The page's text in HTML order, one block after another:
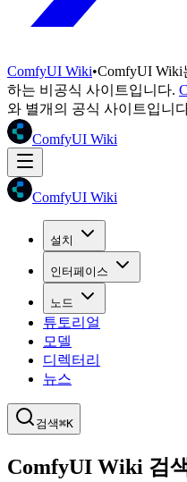
ComfyUI Wiki•ComfyUI Wiki
하는 비공식 사이트입니다.
와 별개의 공식 사이트입니
ComfyUI Wiki
ComfyUI Wiki
설치
인터페이스
노드
튜토리얼
모델
디렉터리
뉴스
검색⌘K
ComfyUI Wiki 검